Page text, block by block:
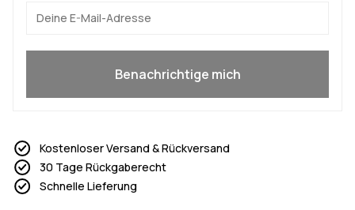
Benachrichtige mich
Kostenloser Versand & Rückversand
30 Tage Rückgaberecht
Schnelle Lieferung